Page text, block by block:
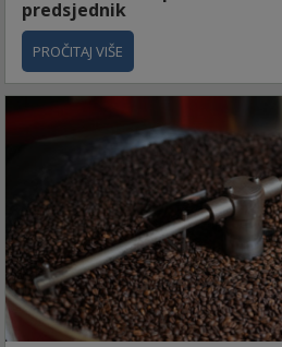
predsjednik
PROČITAJ VIŠE